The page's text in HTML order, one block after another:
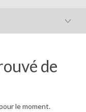
de
le moment.